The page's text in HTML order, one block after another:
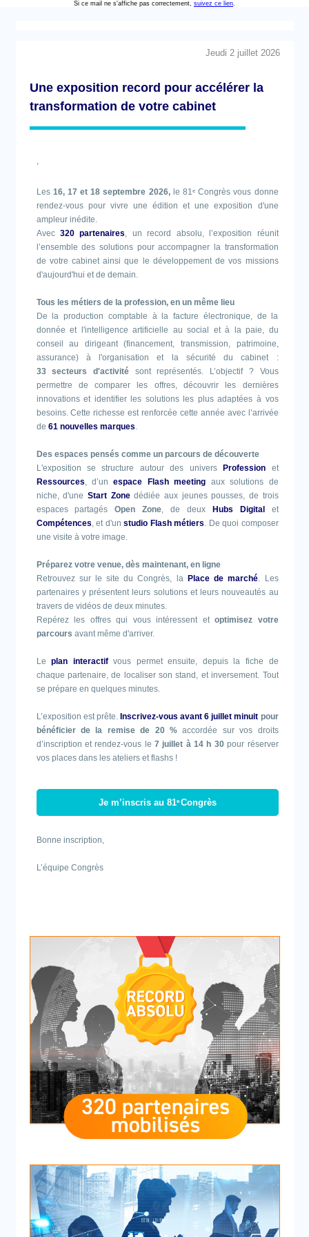
Si ce mail ne s'affiche pas correctement, suivez ce lien.
Jeudi 2 juillet 2026
Une exposition record pour accélérer la
transformation de votre cabinet
,
Les 16, 17 et 18 septembre 2026,le 81ᵉ Congrès vous donne
rendez-vous pour vivre une édition et une exposition d'une
ampleur inédite.
Avec 320 partenaires, un record absolu, l’exposition réunit
l’ensemble des solutions pour accompagner la transformation
de votre cabinet ainsi que le développement de vos missions
d'aujourd'hui et de demain.
Tous les métiers de la profession, en un même lieu
De la production comptable à la facture électronique, de la
donnée et l'intelligence artificielle au social et à la paie, du
conseil au dirigeant (financement, transmission, patrimoine,
assurance) à l'organisation et la sécurité du cabinet :
33 secteurs d'activitésont représentés. L’objectif ? Vous
permettre de comparer les offres, découvrir les dernières
innovations et identifier les solutions les plus adaptées à vos
besoins. Cette richesse est renforcée cette année avec l’arrivée
de 61 nouvelles marques.
Des espaces pensés comme un parcours de découverte
L'exposition se structure autour des univers
Profession et
Ressources, d’unespace Flash meeting aux solutions de
niche, d'une Start Zonedédiée aux jeunes pousses, de trois
espaces partagésOpen Zone, de deux Hubs Digital
et
Compétences, et d'un studio Flash métiers. De quoi composer
une visite à votre image.
Préparez votre venue, dès maintenant, en ligne
Retrouvez sur le site du Congrès, la Place de marché. Les
partenaires y présentent leurs solutions et leurs nouveautés au
travers de vidéos de deux minutes.
Repérez les offres qui vous intéressent et optimisez votre
parcours avant même d'arriver.
Le plan interactifvous permet ensuite, depuis la fiche de
chaque partenaire, de localiser son stand, et inversement. Tout
se prépare en quelques minutes.
L’exposition est prête. Inscrivez-vous avant 6 juillet minuit pour
bénéficier de la remise de 20 %accordée sur vos droits
d’inscription et rendez-vous le 7 juillet à 14 h 30pour réserver
vos places dans les ateliers et flashs !
Je m’inscris au 81eCongrès
Bonne inscription,
L’équipe Congrès